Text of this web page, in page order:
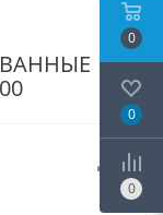
0
0
0